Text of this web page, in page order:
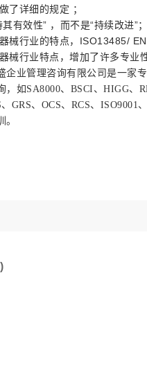
了详细的规定 ；
其有效性” ，而不是“持续改进”；
械行业的特点， ISO13485/
械行业特点，增加了许多专业
企业管理咨询有限公司是一家
，如SA8000、BSCI、HIGG、
GRS、OCS、RCS、
。